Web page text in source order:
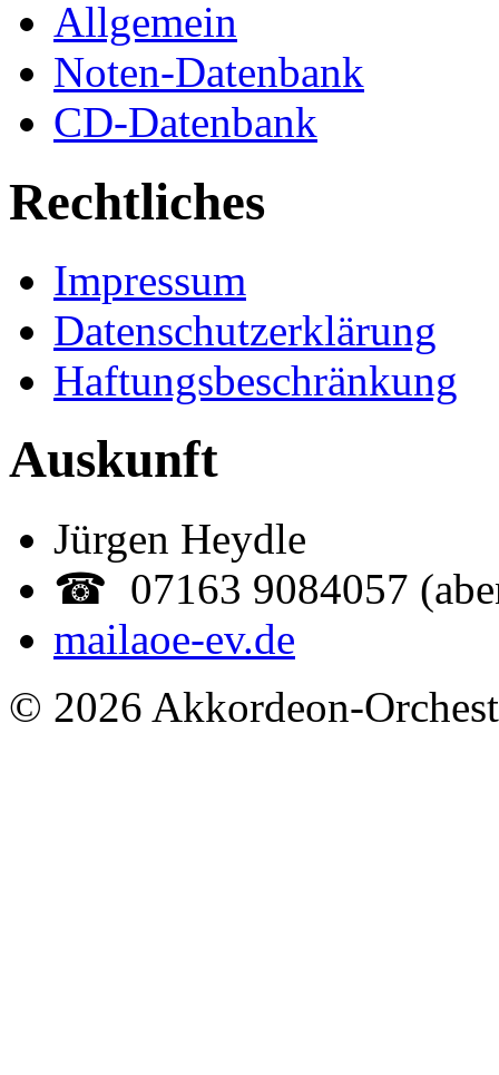
Allgemein
Noten-Datenbank
CD-Datenbank
Rechtliches
Impressum
Datenschutzerklärung
Haftungsbeschränkung
Auskunft
Jürgen Heydle
☎ 07163 9084057
mailaoe-ev.de
© 2026 Akkordeon-